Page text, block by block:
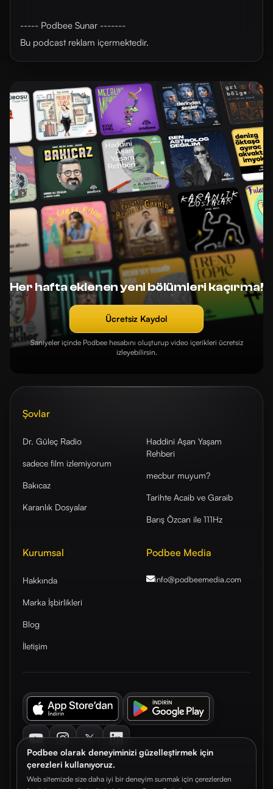
Podbee olarak deneyiminizi güzelleştirmek için
çerezleri kullanıyoruz.
Web sitemizde size daha iyi bir deneyim sunmak için çerezlerden
----- Podbee Sunar -------
Bu podcast reklam içermektedir.
Her hafta eklenen yeni bölümleri kaçırma!
Ücretsiz Kaydol
Saniyeler içinde Podbee hesabını oluşturup video içerikleri ücretsiz
izleyebilirsin.
Şovlar
Dr. Güleç Radio
sadece film izlemiyorum
Bakıcaz
Karanlık Dosyalar
Haddini Aşan Yaşam
Rehberi
mecbur muyum?
Tarihte Acaib ve Garaib
Barış Özcan ile 111Hz
Kurumsal
Hakkında
Marka İşbirlikleri
Blog
İletişim
Podbee Media
info@podbeemedia.com